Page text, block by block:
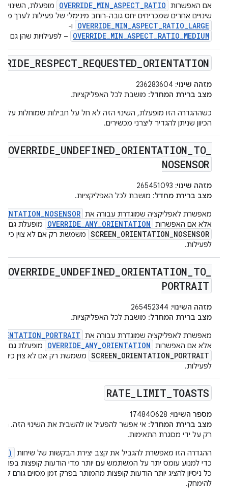
אם האפשרות OVERRIDE_MIN_ASPECT_RATIO
מופעלת, השינוי
שינויים אחרים שמכריחים יחס גובה-רוחב מינימלי של פעילות לערך
OVERRIDE_MIN_ASPECT_RATIO_LARGE ו-
OVERRIDE_MIN_ASPECT_RATIO_MEDIUM – לפעילויות שהן גם
RESPECT REQUESTED ORIENTATION
מזהה שינוי:
מצב ברירת המחדל: מושבת לכל האפליקציות.
כשההגדרה הזו מופעלת, השינוי הזה לא חל על חבילות שמוחלות על
הכיוון שניתן להגדיר ליצרני מכשירים.
OVERRIDE UNDEFINED ORIENTATION TO_
NOSENSOR
מזהה שינוי:
מצב ברירת מחדל: מושבת לכל האפליקציות.
מאפשרת לאפליקציה שמוגדרת עבורה את
אלא אם האפשרות OVERRIDE_ANY_ORIENTATION מופעלת גם
SCREEN_ORIENTATION_NOSENSOR משמשת רק אם לא צוין
לפעילות.
OVERRIDE UNDEFINED ORIENTATION TO_
PORTRAIT
מזהה השינוי:
מצב ברירת המחדל: מושבת לכל האפליקציות.
מאפשרת לאפליקציה שמוגדרת עבורה את
אלא אם האפשרות OVERRIDE_ANY_ORIENTATION מופעלת גם
SCREEN_ORIENTATION_PORTRAIT משמשת רק אם לא צוין
לפעילות.
RATE LIMIT TOASTS
מספר השינוי:
מצב ברירת המחדל: אי אפשר להפעיל או להשבית את השינוי הזה.
רק על ידי מסגרת התאימות.
ההגדרה הזו מאפשרת להגביל את קצב יצירת הבקשות של שיחות
כדי למנוע עומס יתר על המשתמש עם יותר מדי הודעות קופצות בפרק
כל ניסיון להציג יותר הודעות קופצות מהמותר בפרק זמן מסוים גורם
להימחק.